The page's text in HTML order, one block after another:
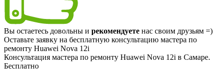
Вы остаетесь довольны и рекомендуете нас своим друзьям =)
Оставьте заявку на бесплатную консультацию мастера по
ремонту Huawei Nova 12i
Консультация мастера по ремонту Huawei Nova 12i в Самаре.
Бесплатно